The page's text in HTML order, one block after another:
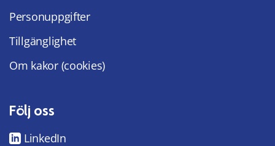
Personuppgifter
Tillgänglighet
Om kakor (cookies)
Följ oss
LinkedIn